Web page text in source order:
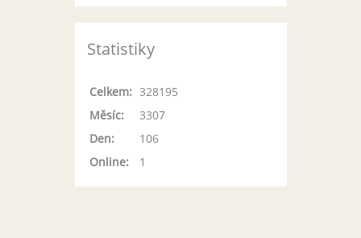
Statistiky
Online: 1
Celkem: 328195
Měsíc:
3307
Den:
106